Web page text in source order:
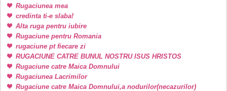
Rugaciunea mea
credinta ti-e slaba!
Alta ruga pentru iubire
Rugaciune pentru Romania
rugaciune pt fiecare zi
RUGACIUNE CATRE BUNUL NOSTRU ISUS HRISTOS
Rugaciune catre Maica Domnului
Rugaciunea Lacrimilor
Rugaciune catre Maica Domnului,a nodurilor(necazurilor)